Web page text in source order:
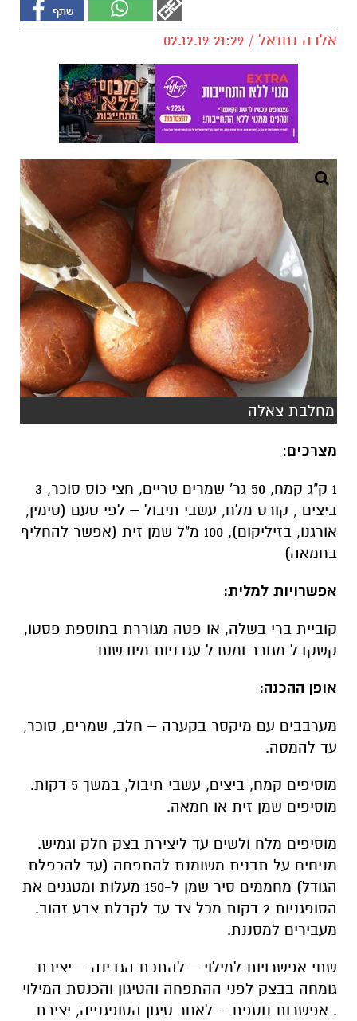
אלדה נתנאל / 21:29 02.12.19
מחלבת צאלה
מצרכים:
1 ק"ג קמח, 50 גר' שמרים טריים, חצי כוס סוכר, 3
ביצים , קורט מלח, עשבי תיבול – לפי טעם (טימין,
אורגנו, בזיליקום), 100 מ"ל שמן זית (אפשר להחליף
בחמאה)
אפשרויות למלית:
קוביית ברי בשלה, או פטה מגוררת בתוספת פסטו,
קשקבל מגורר ומטבל עגבניות מיובשות
אופן ההכנה:
מערבבים עם מיקסר בקערה – חלב, שמרים, סוכר,
עד להמסה.
מוסיפים קמח, ביצים, עשבי תיבול, במשך 5 דקות.
מוסיפים שמן זית או חמאה.
מוסיפים מלח ולשים עד ליצירת בצק חלק וגמיש.
מניחים על תבנית משומנת להתפחה (עד להכפלת
הגודל) מחממים סיר שמן ל-150 מעלות ומטגנים את
הסופגניות 2 דקות מכל צד עד לקבלת צבע זהוב.
מעבירים למסננת.
שתי אפשרויות למילוי – להתכת הגבינה – יצירת
גומחה בבצק לפני ההתפחה והטיגון והכנסת המילוי
. אפשרות נוספת – לאחר טיגון הסופגנייה, יצירת